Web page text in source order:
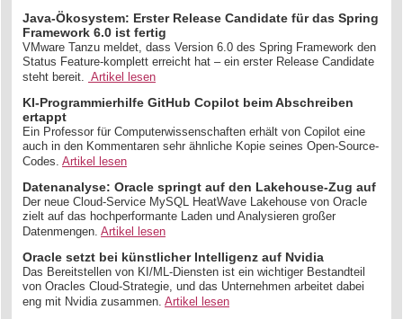
Java-Ökosystem: Erster Release Candidate für das Spring
Framework 6.0 ist fertig
VMware Tanzu meldet, dass Version 6.0 des Spring Framework den
Status Feature-komplett erreicht hat – ein erster Release Candidate
steht bereit.
Artikel lesen
KI-Programmierhilfe GitHub Copilot beim Abschreiben
ertappt
Ein Professor für Computerwissenschaften erhält von Copilot eine
auch in den Kommentaren sehr ähnliche Kopie seines Open-Source-
Codes. Artikel lesen
Datenanalyse: Oracle springt auf den Lakehouse-Zug auf
Der neue Cloud-Service MySQL HeatWave Lakehouse von Oracle
zielt auf das hochperformante Laden und Analysieren großer
Datenmengen. Artikel lesen
Oracle setzt bei künstlicher Intelligenz auf Nvidia
Das Bereitstellen von KI/ML-Diensten ist ein wichtiger Bestandteil
von Oracles Cloud-Strategie, und das Unternehmen arbeitet dabei
eng mit Nvidia zusammen. Artikel lesen